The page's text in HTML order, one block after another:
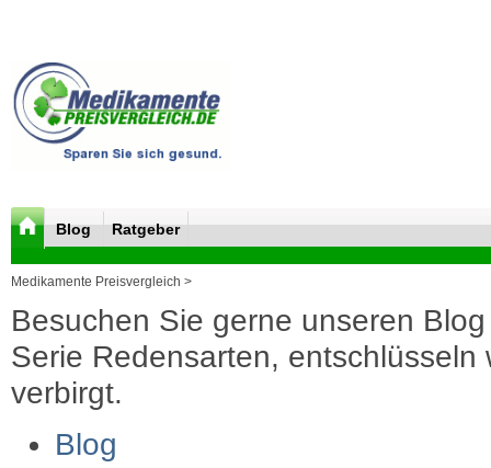
Blog Ratgeber
Medikamente Preisvergleich >
Besuchen Sie gerne unseren
Serie Redensarten, entschlüsseln
verbirgt.
Blog